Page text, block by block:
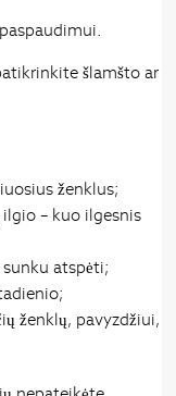
šlamšto ar
ženklus;
– kuo ilgesnis
atspėti;
ženklų, pavyzdžiui,